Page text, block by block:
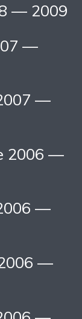
— 2009
—
—
2006 —
—
—